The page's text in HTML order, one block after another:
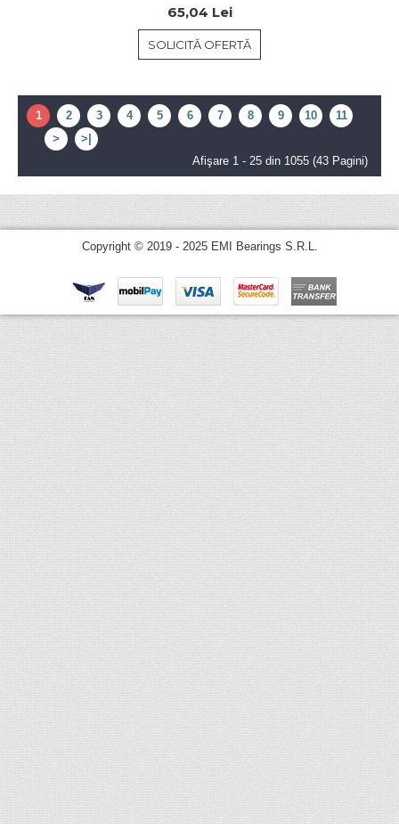
65,04 Lei
SOLICITĂ OFERTĂ
1 2 3 4 5 6 7 8 9 10
11
>
>|
Afişare 1 - 25 din 1055 (43 Pagini)
Copyright © 2019 - 2025 EMI Bearings S.R.L.